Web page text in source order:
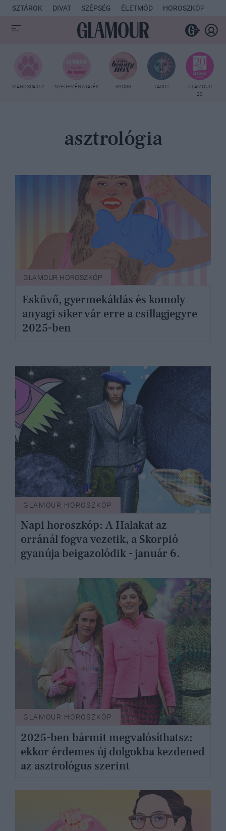
SZTÁROK DIVAT SZÉPSÉG ÉLETMÓD HOROSZKÓP
MANCSPARTY NYEREMÉNYJÁTÉK SYOSS TAROT
GLAMOUR
20
asztrológia
GLAMOUR HOROSZKÓP
Esküvő, gyermekáldás és komoly
anyagi siker vár erre a csillagjegyre
2025-ben
GLAMOUR HOROSZKÓP
Napi horoszkóp: A Halakat az
orránál fogva vezetik, a Skorpió
gyanúja beigazolódik - január 6.
GLAMOUR HOROSZKÓP
2025-ben bármit megvalósíthatsz:
ekkor érdemes új dolgokba kezdened
az asztrológus szerint